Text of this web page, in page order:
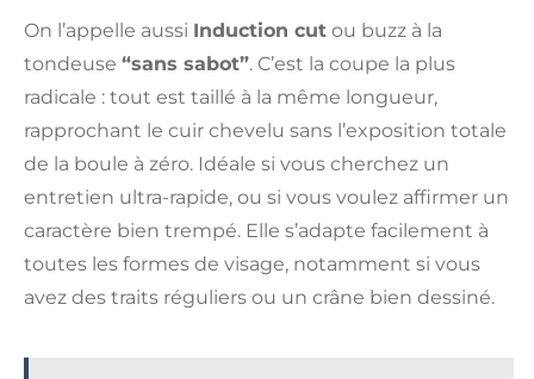
On l’appelle aussi Induction cut ou buzz à la
tondeuse “sans sabot”. C’est la coupe la plus
radicale : tout est taillé à la même longueur,
rapprochant le cuir chevelu sans l’exposition totale
de la boule à zéro. Idéale si vous cherchez un
entretien ultra-rapide, ou si vous voulez affirmer un
caractère bien trempé. Elle s’adapte facilement à
toutes les formes de visage, notamment si vous
avez des traits réguliers ou un crâne bien dessiné.